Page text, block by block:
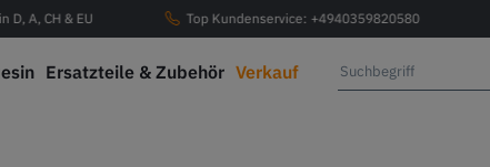
D, A, CH & EU Top Kundenservice: +4940359820580
Ersatzteile & Zubehör Verkauf